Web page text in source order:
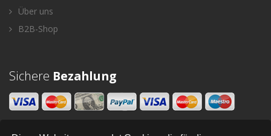
Über uns
B2B-Shop
Sichere Bezahlung